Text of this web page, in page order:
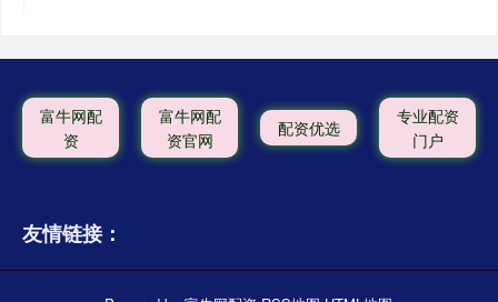
富牛网配
资
富牛网配
资官网
配资优选
专业配资
门户
友情链接：